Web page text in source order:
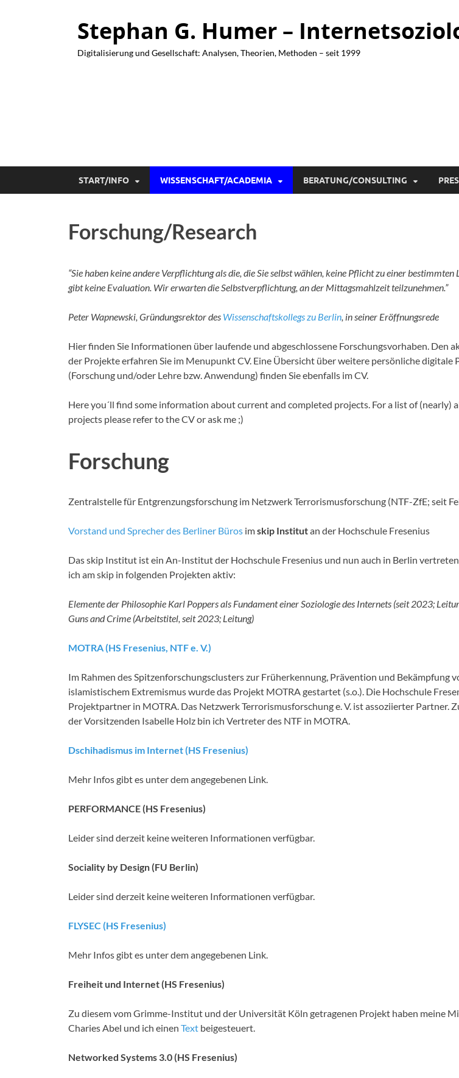
Stephan G. Humer –
Digitalisierung und Gesellschaft: Analysen, Theorien, Methoden – seit 1999
START/INFO WISSENSCHAFT/ACADEMIA BERATUNG/CONSULTING
Forschung/Research
“Sie haben keine andere Verpflichtung als die, die Sie selbst wählen, keine Pflicht zu einer bestimmten
gibt keine Evaluation. Wir erwarten die Selbstverpflichtung, an der Mittagsmahlzeit teilzunehmen.”
Peter Wapnewski, Gründungsrektor des Wissenschaftskollegs zu Berlin, in seiner Eröffnungsrede
Hier finden Sie Informationen über laufende und abgeschlossene Forschungsvorhaben. Den
der Projekte erfahren Sie im Menupunkt CV. Eine Übersicht über weitere persönliche digitale
(Forschung und/oder Lehre bzw. Anwendung) finden Sie ebenfalls im CV.
Here you´ll find some information about current and completed projects. For a list of (nearly)
projects please refer to the CV or ask me ;)
Forschung
Zentralstelle für Entgrenzungsforschung im Netzwerk Terrorismusforschung (NTF-ZfE; seit
Vorstand und Sprecher des Berliner Büros imskip Institutan der Hochschule Fresenius
Das skip Institut ist ein An-Institut der Hochschule Fresenius und nun auch in Berlin
ich am skip in folgenden Projekten aktiv:
Elemente der Philosophie Karl Poppers als Fundament einer Soziologie des Internets (seit 2023;
Guns and Crime (Arbeitstitel, seit 2023; Leitung)
MOTRA (HS Fresenius, NTF e. V.)
Im Rahmen des Spitzenforschungsclusters zur Früherkennung, Prävention und Bekämpfung
islamistischem Extremismus wurde das Projekt MOTRA gestartet (s.o.). Die Hochschule
Projektpartner in MOTRA. Das Netzwerk Terrorismusforschung e. V. ist assoziierter Partner.
der Vorsitzenden Isabelle Holz bin ich Vertreter des NTF in MOTRA.
Dschihadismus im Internet (HS Fresenius)
Mehr Infos gibt es unter dem angegebenen Link.
PERFORMANCE (HS Fresenius)
Leider sind derzeit keine weiteren Informationen verfügbar.
Sociality by Design (FU Berlin)
Leider sind derzeit keine weiteren Informationen verfügbar.
FLYSEC (HS Fresenius)
Mehr Infos gibt es unter dem angegebenen Link.
Freiheit und Internet (HS Fresenius)
Zu diesem vom Grimme-Institut und der Universität Köln getragenen Projekt haben meine
Charies Abel und ich einen Text beigesteuert.
Networked Systems 3.0 (HS Fresenius)